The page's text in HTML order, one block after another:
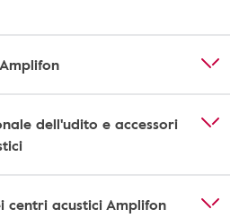
dell'udito e accessori
centri acustici Amplifon